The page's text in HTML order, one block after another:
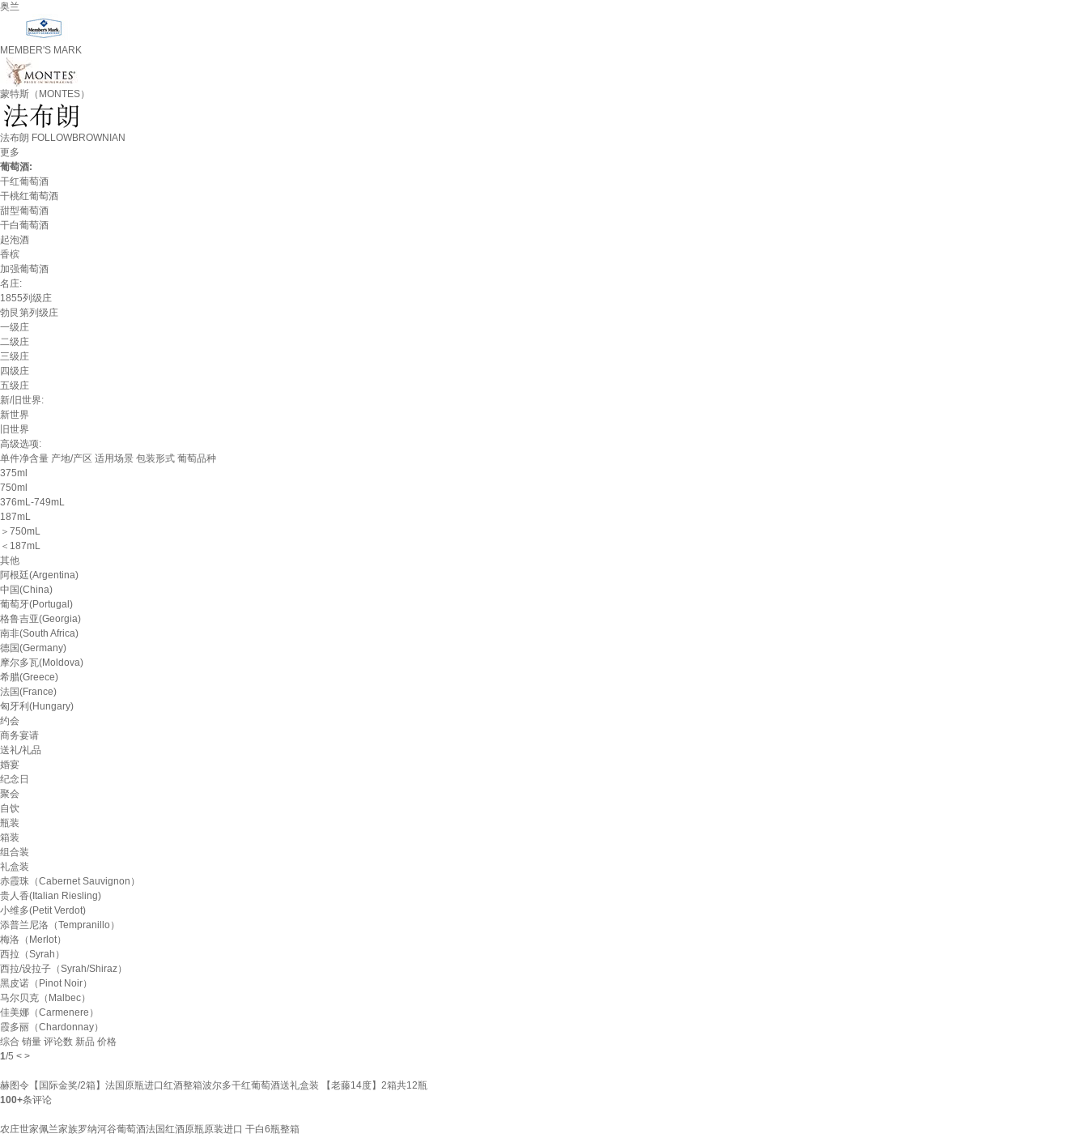
奥兰
MEMBER'S MARK
蒙特斯（MONTES）
法布朗 FOLLOWBROWNIAN
更多
葡萄酒:
干红葡萄酒
干桃红葡萄酒
甜型葡萄酒
干白葡萄酒
起泡酒
香槟
加强葡萄酒
名庄:
1855列级庄
勃艮第列级庄
一级庄
二级庄
三级庄
四级庄
五级庄
新/旧世界:
新世界
旧世界
高级选项:
单件净含量 产地/产区 适用场景 包装形式 葡萄品种
375ml
750ml
376mL-749mL
187mL
＞750mL
＜187mL
其他
阿根廷(Argentina)
中国(China)
葡萄牙(Portugal)
格鲁吉亚(Georgia)
南非(South Africa)
德国(Germany)
摩尔多瓦(Moldova)
希腊(Greece)
法国(France)
匈牙利(Hungary)
约会
商务宴请
送礼/礼品
婚宴
纪念日
聚会
自饮
瓶装
箱装
组合装
礼盒装
赤霞珠（Cabernet Sauvignon）
贵人香(Italian Riesling)
小维多(Petit Verdot)
添普兰尼洛（Tempranillo）
梅洛（Merlot）
西拉（Syrah）
西拉/设拉子（Syrah/Shiraz）
黑皮诺（Pinot Noir）
马尔贝克（Malbec）
佳美娜（Carmenere）
霞多丽（Chardonnay）
综合 销量 评论数 新品 价格
1/5 < >
赫图令【国际金奖/2箱】法国原瓶进口红酒整箱波尔多干红葡萄酒送礼盒装 【老藤14度】2箱共12瓶
100+条评论
农庄世家佩兰家族罗纳河谷葡萄酒法国红酒原瓶原装进口 干白6瓶整箱